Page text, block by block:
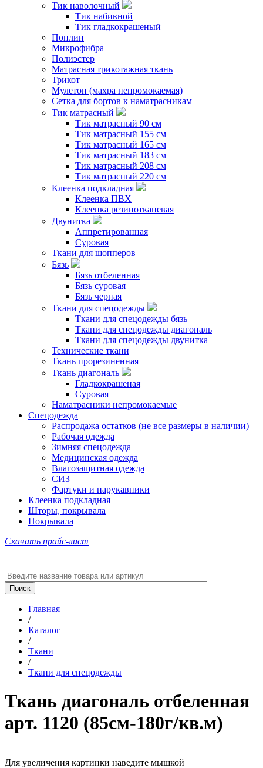
Тик наволочный
Тик набивной
Тик гладкокрашеный
Поплин
Микрофибра
Полиэстер
Матрасная трикотажная ткань
Трикот
Мулетон (махра непромокаемая)
Сетка для бортов к наматрасникам
Тик матрасный
Тик матрасный 90 см
Тик матрасный 155 см
Тик матрасный 165 см
Тик матрасный 183 см
Тик матрасный 208 см
Тик матрасный 220 см
Клеенка подкладная
Клеенка ПВХ
Клеенка резинотканевая
Двунитка
Аппретированная
Суровая
Ткани для шопперов
Бязь
Бязь отбеленная
Бязь суровая
Бязь черная
Ткани для спецодежды
Ткани для спецодежды бязь
Ткани для спецодежды диагональ
Ткани для спецодежды двунитка
Технические ткани
Ткань прорезиненная
Ткань диагональ
Гладкокрашеная
Суровая
Наматрасники непромокаемые
Спецодежда
Распродажа остатков (не все размеры в наличии)
Рабочая одежда
Зимняя спецодежда
Медицинская одежда
Влагозащитная одежда
СИЗ
Фартуки и нарукавники
Клеенка подкладная
Шторы, покрывала
Покрывала
Скачать прайс-лист
Главная
/
Каталог
/
Ткани
/
Ткани для спецодежды
Ткань диагональ отбеленная
арт. 1120 (85см-180г/кв.м)
Для увеличения картинки наведите мышкой